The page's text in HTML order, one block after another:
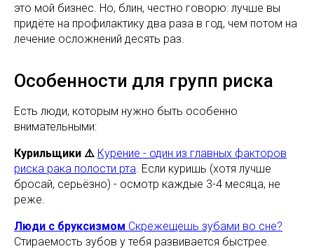
это мой бизнес. Но, блин, честно говорю: лучше вы
придёте на профилактику два раза в год, чем потом на
лечение осложнений десять раз.
Особенности для групп риска
Есть люди, которым нужно быть особенно
внимательными:
Курильщики ⚠️ Курение - один из главных факторов
риска рака полости рта . Если куришь (хотя лучше
бросай, серьёзно) - осмотр каждые 3-4 месяца, не
реже.
Люди с бруксизмом Скрежещешь зубами во сне?
Стираемость зубов у тебя развивается быстрее.